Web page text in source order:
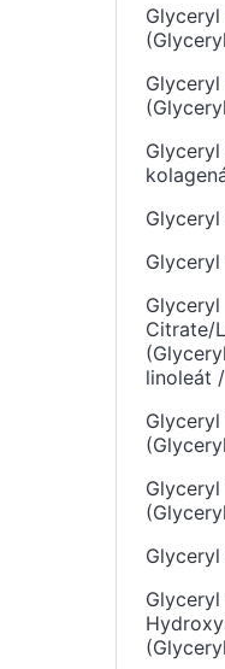
Glyceryl
Citrate/
linoleát